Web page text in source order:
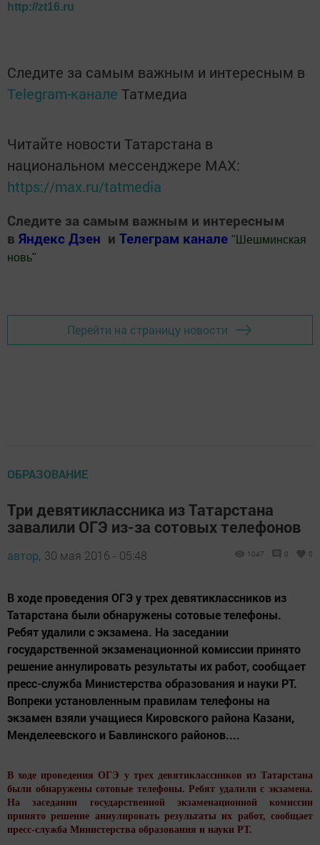
http://zt16.ru
Следите за самым важным и интересным в
Telegram-канале Татмедиа
Читайте новости Татарстана в
национальном мессенджере MАХ:
https://max.ru/tatmedia
Следите за самым важным и интересным
в Яндекс Дзен и Телеграм канале " Шешминская
новь"
Перейти на страницу новости
ОБРАЗОВАНИЕ
Три девятиклассника из Татарстана
завалили ОГЭ из-за сотовых телефонов
автор, 30 мая 2016 - 05:48 1047 0 0
В ходе проведения ОГЭ у трех девятиклассников из
Татарстана были обнаружены сотовые телефоны.
Ребят удалили с экзамена. На заседании
государственной экзаменационной комиссии принято
решение аннулировать результаты их работ, сообщает
пресс-служба Министерства образования и науки РТ.
Вопреки установленным правилам телефоны на
экзамен взяли учащиеся Кировского района Казани,
Менделеевского и Бавлинского районов....
В ходе проведения ОГЭ у трех девятиклассников из Татарстана
были обнаружены сотовые телефоны. Ребят удалили с экзамена.
На заседании государственной экзаменационной комиссии
принято решение аннулировать результаты их работ, сообщает
пресс-служба Министерства образования и науки РТ.